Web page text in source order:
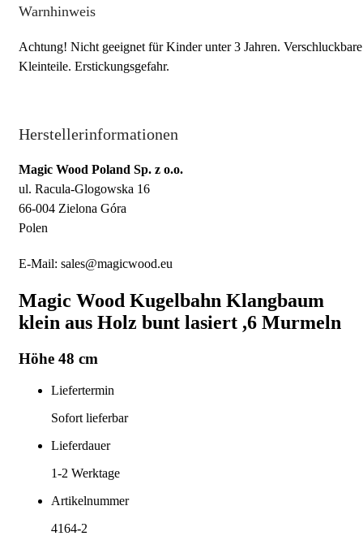
Warnhinweis
Achtung! Nicht geeignet für Kinder unter 3 Jahren. Verschluckbare
Kleinteile. Erstickungsgefahr.
Herstellerinformationen
Magic Wood Poland Sp. z o.o.
ul. Racula-Glogowska 16
66-004 Zielona Góra
Polen
E-Mail: sales@magicwood.eu
Magic Wood Kugelbahn Klangbaum
klein aus Holz bunt lasiert ,6 Murmeln
Höhe 48 cm
Liefertermin
Sofort lieferbar
Lieferdauer
1-2 Werktage
Artikelnummer
4164-2